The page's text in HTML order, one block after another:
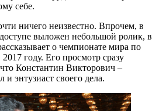
себе.
ничего неизвестно. Впрочем, в
выложен небольшой ролик, в
о чемпионате мира по
году. Его просмотр сразу
Константин Викторович –
энтузиаст своего дела.